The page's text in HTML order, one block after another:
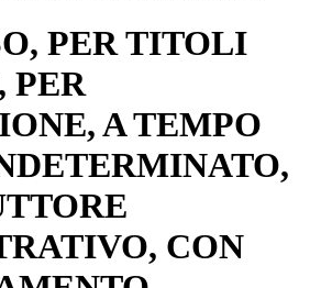
PER TITOLI
PER
A TEMPO
CON